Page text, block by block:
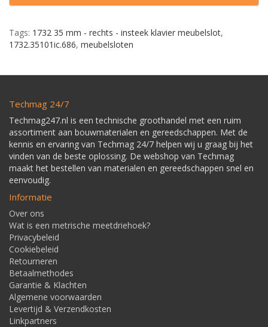
Tags: 1732 35 mm - rechts - insteek klavier meubelslot,
1732.35101ic.686, meubelsloten
Techmag 24/7
Techmag247.nl is een technische groothandel met een ruim
assortiment aan bouwmaterialen en gereedschappen. Met de
kennis en ervaring van Techmag 24/7 helpen wij u graag bij het
vinden van de beste oplossing. De webshop van Techmag
maakt het bestellen van materialen en gereedschappen snel en
eenvoudig.
Informatie
Over ons
Wat is een metrische meetdriehoek?
Privacybeleid
Cookiebeleid
Retourneren
Betaalmethodes
Garantie & Klachten
Algemene voorwaarden
Levertijd & Verzendkosten
Linkpartners